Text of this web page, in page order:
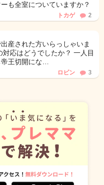
も全室についていますか？
トカゲ 2
産された方いらっしゃいま
応はどうでしたか？ 一人目
王切開にな…
ロビン 3